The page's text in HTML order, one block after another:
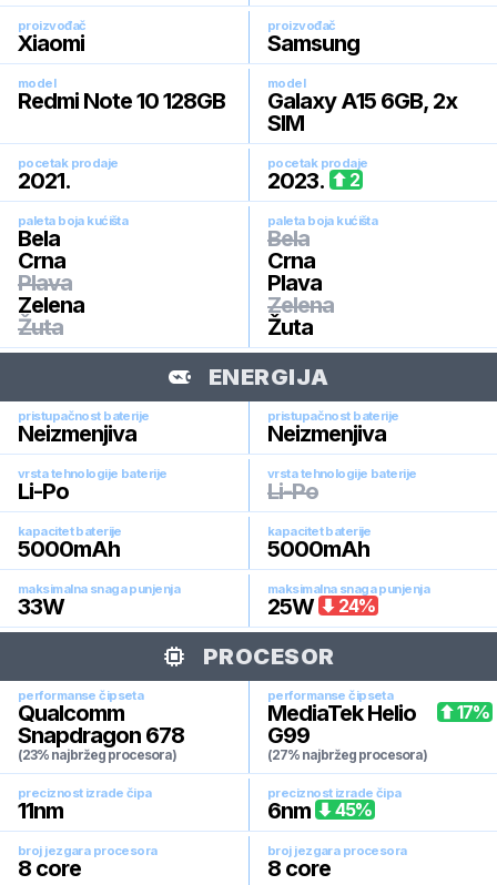
proizvođač
Xiaomi
proizvođač
Samsung
model
Redmi Note 10 128GB
model
Galaxy A15 6GB, 2x
SIM
pocetak prodaje
2021.
pocetak prodaje
2023. 2
paleta boja kućišta
Bela
Crna
Plava
Zelena
Žuta
paleta boja kućišta
Bela
Crna
Plava
Zelena
Žuta
ENERGIJA
pristupačnost baterije
Neizmenjiva
pristupačnost baterije
Neizmenjiva
vrsta tehnologije baterije
Li-Po
vrsta tehnologije baterije
Li-Po
kapacitet baterije
5000mAh
kapacitet baterije
5000mAh
maksimalna snaga punjenja
33W
maksimalna snaga punjenja
25W 24%
PROCESOR
performanse čipseta
Qualcomm
Snapdragon 678
(23% najbržeg procesora)
performanse čipseta
MediaTek Helio
G99
(27% najbržeg procesora)
17%
preciznost izrade čipa
11nm
preciznost izrade čipa
6nm 45%
broj jezgara procesora
8 core
broj jezgara procesora
8 core